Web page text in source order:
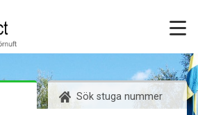
Sök stuga nummer